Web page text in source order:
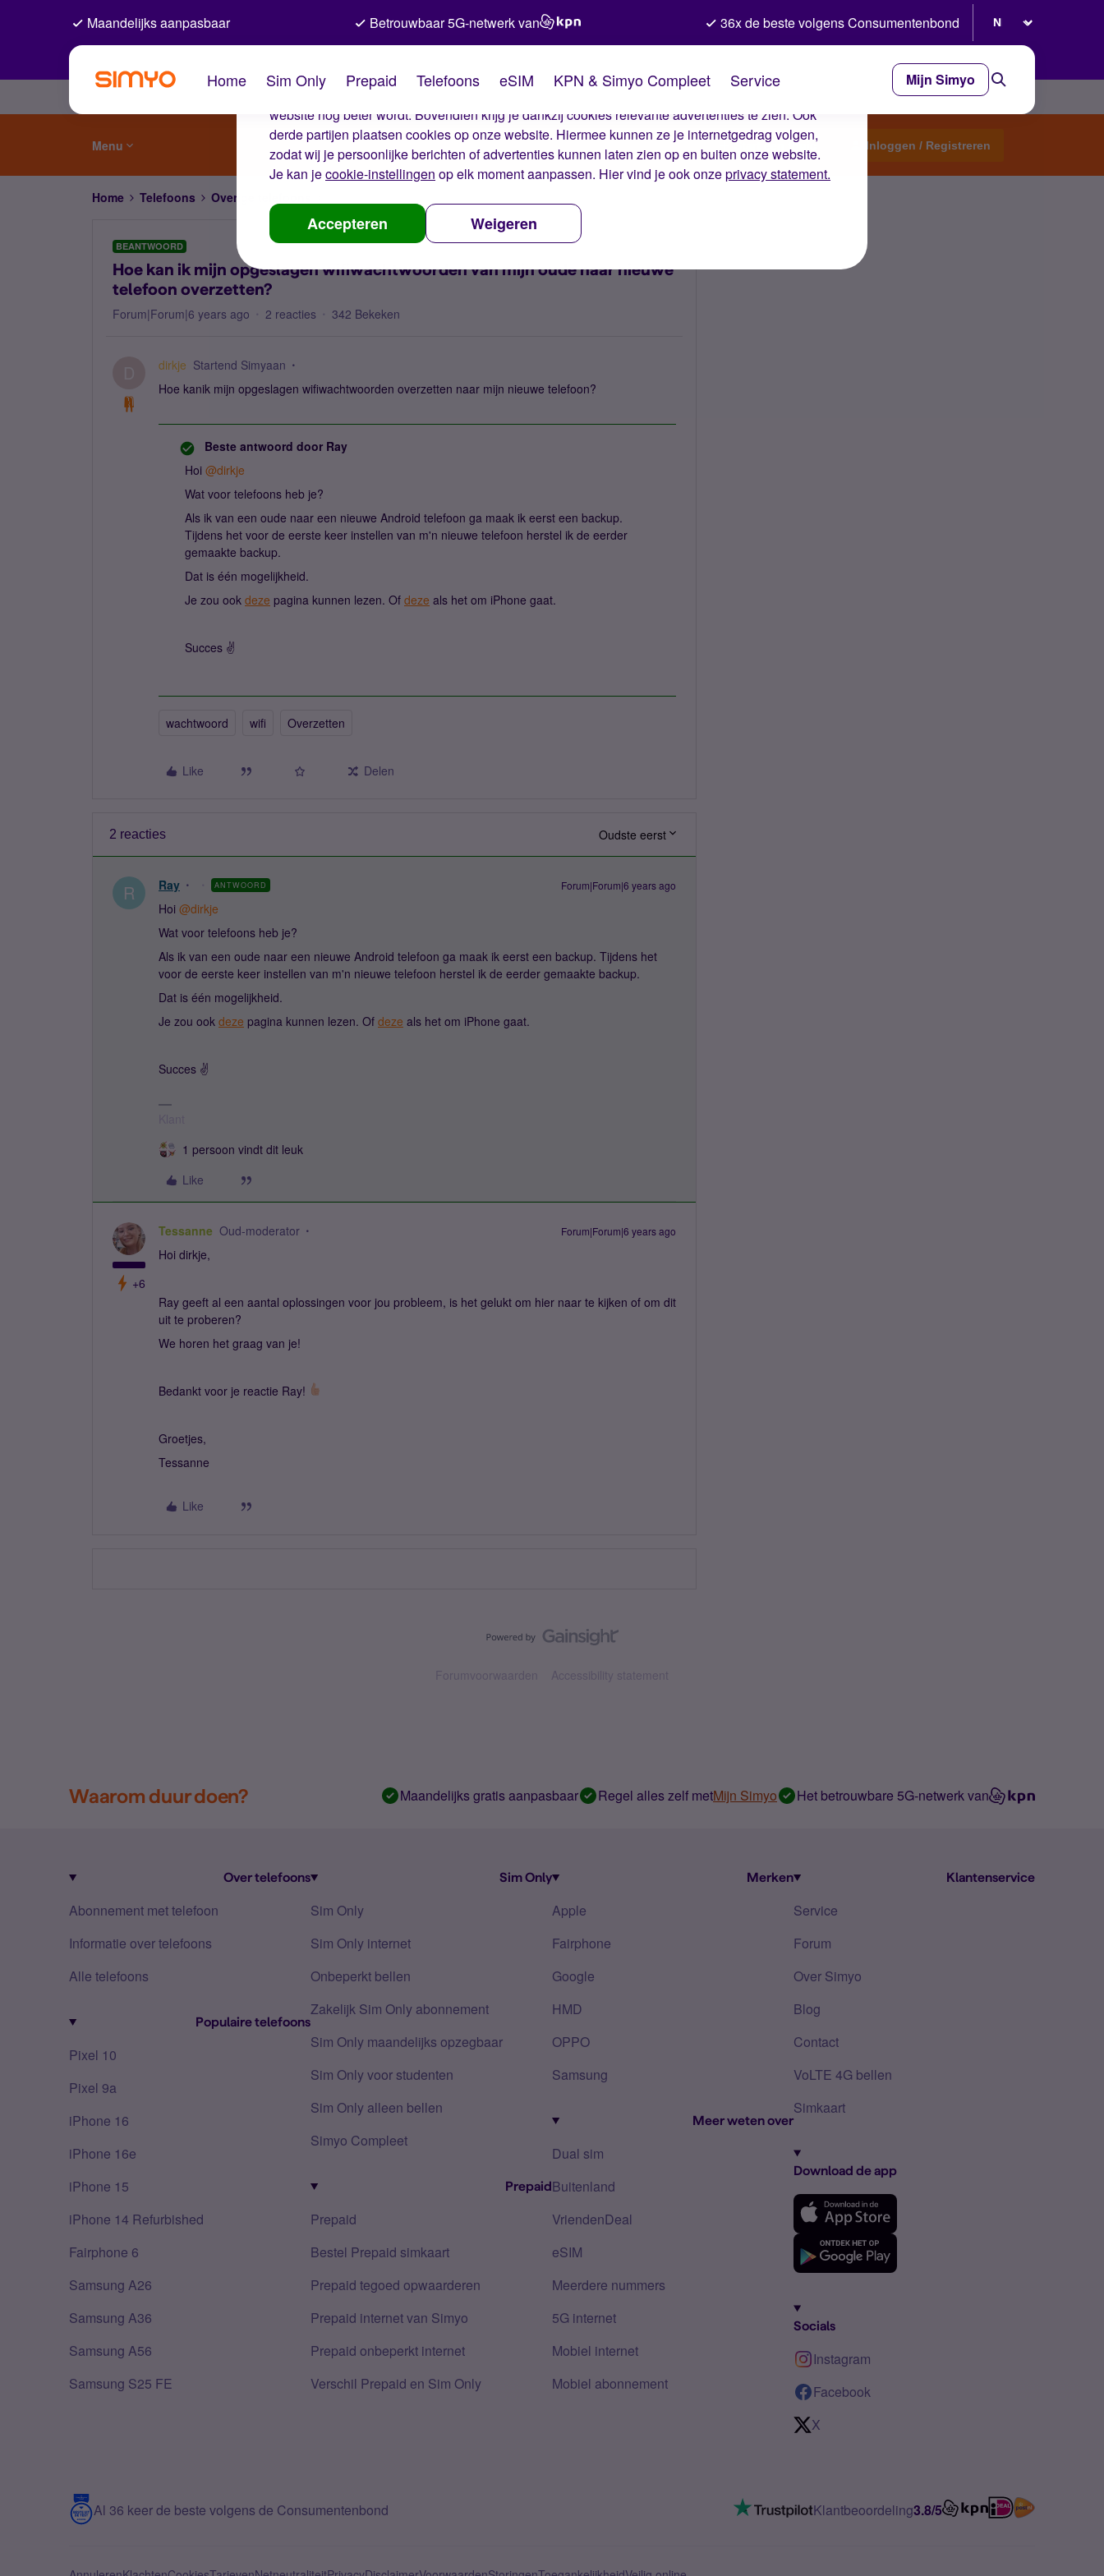
De cookies van Simyo
Wij gebruiken cookies op onze website. Met deze cookies zorgen wij ervoor dat je ervaring op de
website nog beter wordt. Bovendien krijg je dankzij cookies relevante advertenties te zien. Ook
derde partijen plaatsen cookies op onze website. Hiermee kunnen ze je internetgedrag volgen,
zodat wij je persoonlijke berichten of advertenties kunnen laten zien op en buiten onze website.
Je kan jecookie-instellingen op elk moment aanpassen. Hier vind je ook onzeprivacy statement.
Accepteren Weigeren
Maandelijks aanpasbaar Betrouwbaar 5G-netwerk van 36x de beste volgens Consumentenbond
Home Sim Only Prepaid Telefoons eSIM KPN & Simyo Compleet Service Mijn Simyo
Menu Start een topic Inloggen / Registreren
Home Telefoons Overige telefoons
BEANTWOORD
Hoe kan ik mijn opgeslagen wifiwachtwoorden van mijn oude naar nieuwe
telefoon overzetten?
Forum|Forum|6 years ago 2 reacties 342 Bekeken
dirkje Startend Simyaan
Hoe kanik mijn opgeslagen wifiwachtwoorden overzetten naar mijn nieuwe telefoon?
Beste antwoord door Ray
Hoi @dirkje
Wat voor telefoons heb je?
Als ik van een oude naar een nieuwe Android telefoon ga maak ik eerst een backup.
Tijdens het voor de eerste keer instellen van m'n nieuwe telefoon herstel ik de eerder
gemaakte backup.
Dat is één mogelijkheid.
Je zou ook deze pagina kunnen lezen. Of deze als het om iPhone gaat.
Succes ✌️
wachtwoord wifi Overzetten
Like Delen
2 reacties Oudste eerst
R Ray ANTWOORD Forum|Forum|6 years ago
Hoi @dirkje
Wat voor telefoons heb je?
Als ik van een oude naar een nieuwe Android telefoon ga maak ik eerst een backup. Tijdens het
voor de eerste keer instellen van m'n nieuwe telefoon herstel ik de eerder gemaakte backup.
Dat is één mogelijkheid.
Je zou ook deze pagina kunnen lezen. Of deze als het om iPhone gaat.
Succes ✌️
1 persoon vindt dit leuk
Like
+6
Tessanne Oud-moderator Forum|Forum|6 years ago
Hoi dirkje,
Ray geeft al een aantal oplossingen voor jou probleem, is het gelukt om hier naar te kijken of om dit
uit te proberen?
We horen het graag van je!
Bedankt voor je reactie Ray!
Groetjes,
Tessanne
Like
Forumvoorwaarden Accessibility statement
Waarom duur doen? Maandelijks gratis aanpasbaar Regel alles zelf metMijn Simyo Het betrouwbare 5G-netwerk van
Over telefoons
Abonnement met telefoon
Informatie over telefoons
Alle telefoons
Populaire telefoons
Pixel 10
Pixel 9a
iPhone 16
iPhone 16e
iPhone 15
iPhone 14 Refurbished
Fairphone 6
Samsung A26
Samsung A36
Samsung A56
Samsung S25 FE
Sim Only
Sim Only
Sim Only internet
Onbeperkt bellen
Zakelijk Sim Only abonnement
Sim Only maandelijks opzegbaar
Sim Only voor studenten
Sim Only alleen bellen
Simyo Compleet
Prepaid
Prepaid
Bestel Prepaid simkaart
Prepaid tegoed opwaarderen
Prepaid internet van Simyo
Prepaid onbeperkt internet
Verschil Prepaid en Sim Only
Merken
Apple
Fairphone
Google
HMD
OPPO
Samsung
Meer weten over
Dual sim
Buitenland
VriendenDeal
eSIM
Meerdere nummers
5G internet
Mobiel internet
Mobiel abonnement
Klantenservice
Service
Forum
Over Simyo
Blog
Contact
VoLTE 4G bellen
Simkaart
Download de app
Socials
Instagram
Facebook
X
Al 36 keer de beste volgens de Consumentenbond Klantbeoordeling3.8/5